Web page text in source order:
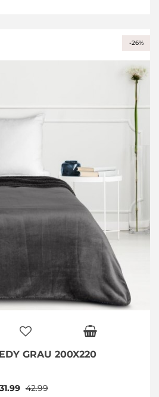
GRAU 200X220
42.99
-26%
31.99